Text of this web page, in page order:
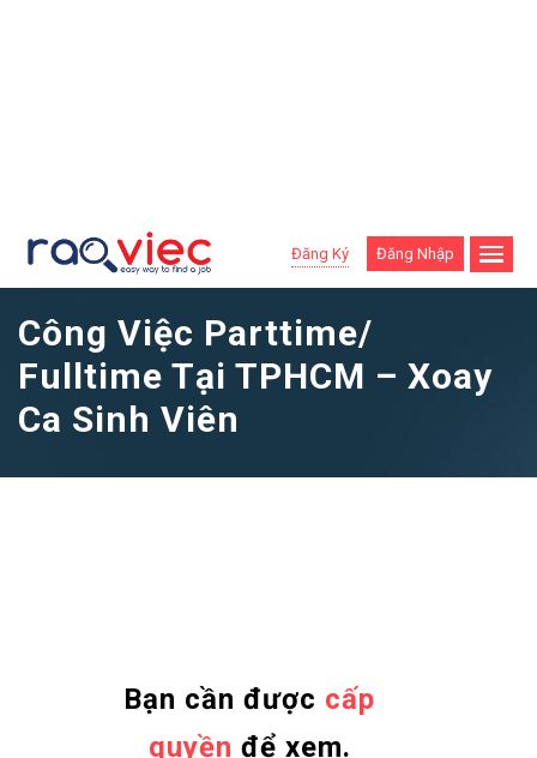
Đăng Ký Đăng Nhập
Công Việc Parttime/
Fulltime Tại TPHCM – Xoay
Ca Sinh Viên
Bạn cần được cấp
quyền để xem.